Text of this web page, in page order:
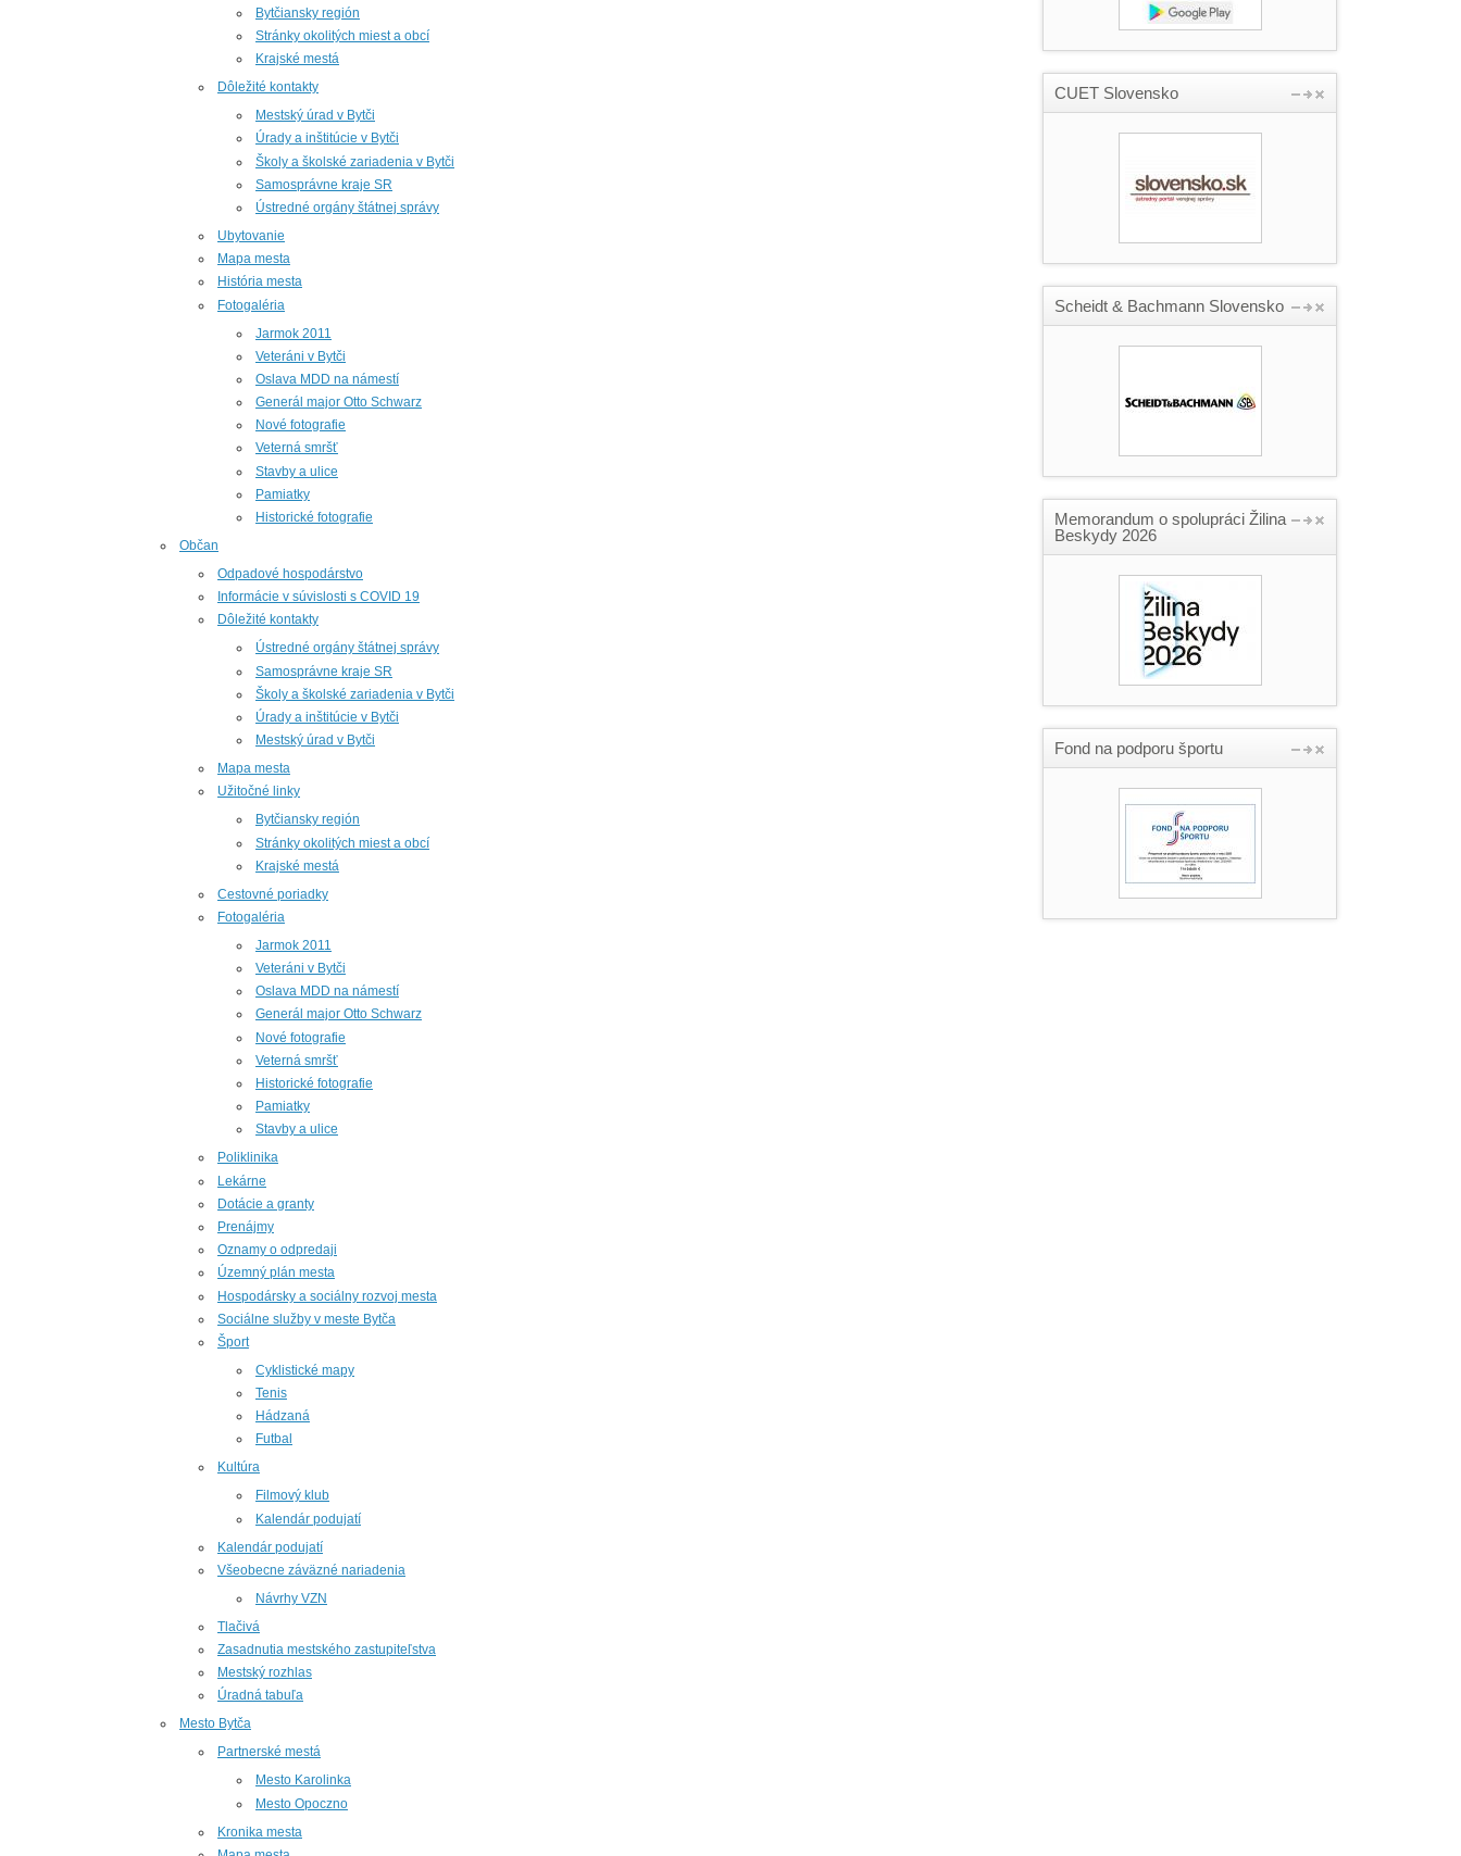
Bytčiansky región
Stránky okolitých miest a obcí
Krajské mestá
Dôležité kontakty
Mestský úrad v Bytči
Úrady a inštitúcie v Bytči
Školy a školské zariadenia v Bytči
Samosprávne kraje SR
Ústredné orgány štátnej správy
Ubytovanie
Mapa mesta
História mesta
Fotogaléria
Jarmok 2011
Veteráni v Bytči
Oslava MDD na námestí
Generál major Otto Schwarz
Nové fotografie
Veterná smršť
Stavby a ulice
Pamiatky
Historické fotografie
Občan
Odpadové hospodárstvo
Informácie v súvislosti s COVID 19
Dôležité kontakty
Ústredné orgány štátnej správy
Samosprávne kraje SR
Školy a školské zariadenia v Bytči
Úrady a inštitúcie v Bytči
Mestský úrad v Bytči
Mapa mesta
Užitočné linky
Bytčiansky región
Stránky okolitých miest a obcí
Krajské mestá
Cestovné poriadky
Fotogaléria
Jarmok 2011
Veteráni v Bytči
Oslava MDD na námestí
Generál major Otto Schwarz
Nové fotografie
Veterná smršť
Historické fotografie
Pamiatky
Stavby a ulice
Poliklinika
Lekárne
Dotácie a granty
Prenájmy
Oznamy o odpredaji
Územný plán mesta
Hospodársky a sociálny rozvoj mesta
Sociálne služby v meste Bytča
Šport
Cyklistické mapy
Tenis
Hádzaná
Futbal
Kultúra
Filmový klub
Kalendár podujatí
Kalendár podujatí
Všeobecne záväzné nariadenia
Návrhy VZN
Tlačivá
Zasadnutia mestského zastupiteľstva
Mestský rozhlas
Úradná tabuľa
Mesto Bytča
Partnerské mestá
Mesto Karolinka
Mesto Opoczno
Kronika mesta
CUET Slovensko
Scheidt & Bachmann Slovensko
Memorandum o spolupráci Žilina
Beskydy 2026
Fond na podporu športu